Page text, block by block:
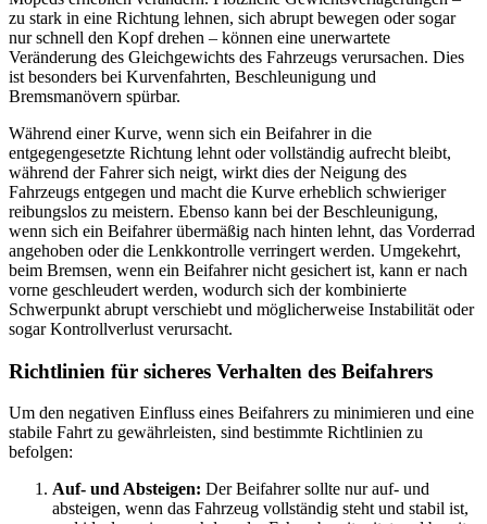
zu stark in eine Richtung lehnen, sich abrupt bewegen oder sogar
nur schnell den Kopf drehen – können eine unerwartete
Veränderung des Gleichgewichts des Fahrzeugs verursachen. Dies
ist besonders bei Kurvenfahrten, Beschleunigung und
Bremsmanövern spürbar.
Während einer Kurve, wenn sich ein Beifahrer in die
entgegengesetzte Richtung lehnt oder vollständig aufrecht bleibt,
während der Fahrer sich neigt, wirkt dies der Neigung des
Fahrzeugs entgegen und macht die Kurve erheblich schwieriger
reibungslos zu meistern. Ebenso kann bei der Beschleunigung,
wenn sich ein Beifahrer übermäßig nach hinten lehnt, das Vorderrad
angehoben oder die Lenkkontrolle verringert werden. Umgekehrt,
beim Bremsen, wenn ein Beifahrer nicht gesichert ist, kann er nach
vorne geschleudert werden, wodurch sich der kombinierte
Schwerpunkt abrupt verschiebt und möglicherweise Instabilität oder
sogar Kontrollverlust verursacht.
Richtlinien für sicheres Verhalten des Beifahrers
Um den negativen Einfluss eines Beifahrers zu minimieren und eine
stabile Fahrt zu gewährleisten, sind bestimmte Richtlinien zu
befolgen:
Auf- und Absteigen: Der Beifahrer sollte nur auf- und
absteigen, wenn das Fahrzeug vollständig steht und stabil ist,